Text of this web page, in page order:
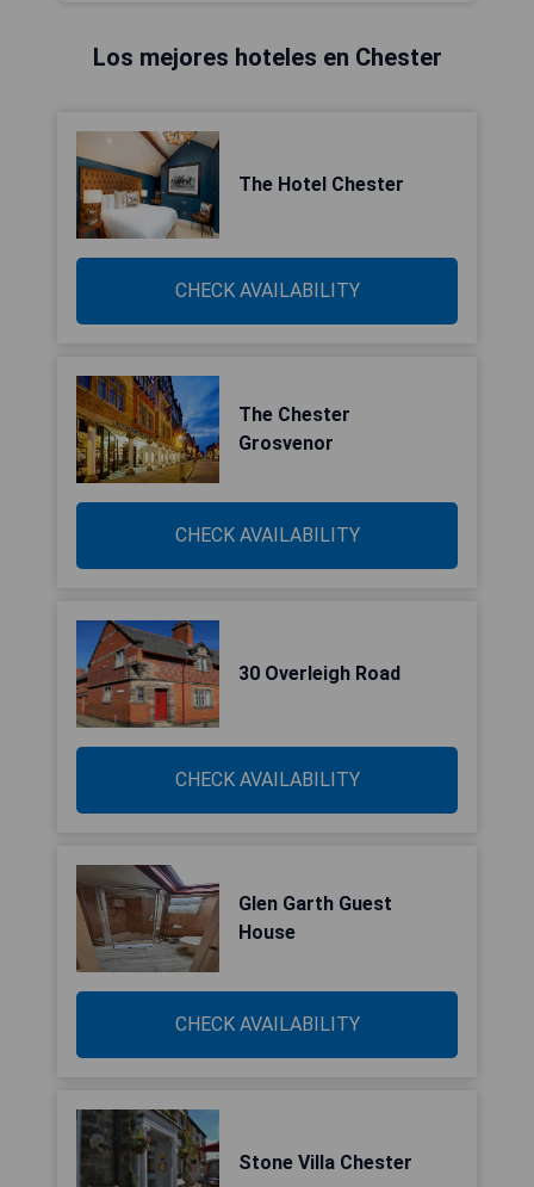
Los mejores hoteles en Chester
The Hotel Chester
CHECK AVAILABILITY
The Chester
Grosvenor
CHECK AVAILABILITY
30 Overleigh Road
CHECK AVAILABILITY
Glen Garth Guest
House
CHECK AVAILABILITY
Stone Villa Chester